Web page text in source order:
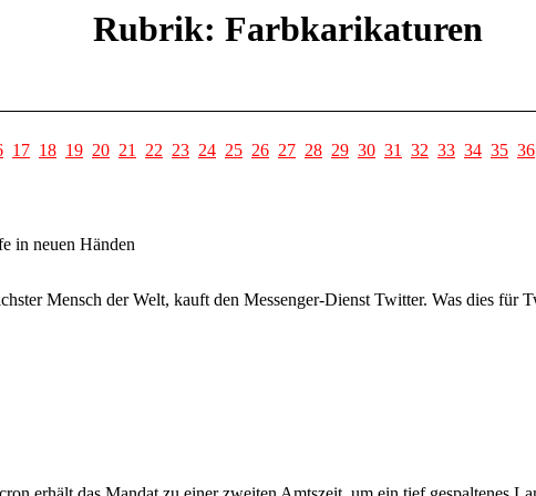
Rubrik: Farbkarikaturen
17 18 19 20 21 22 23 24 25 26 27 28 29 30 31 32 33 34 35 36
in neuen Händen
Mensch der Welt, kauft den Messenger-Dienst Twitter. Was dies für